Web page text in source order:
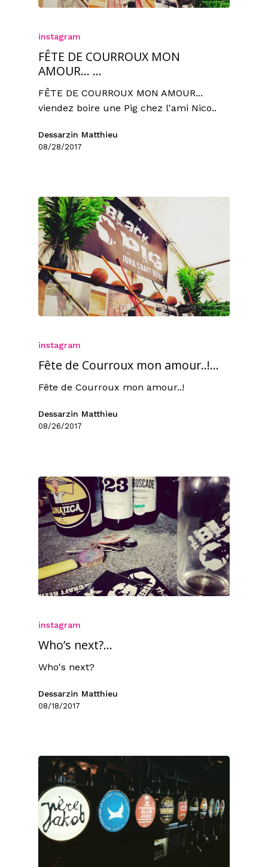
instagram
FÊTE DE COURROUX MON
AMOUR… …
FÊTE DE COURROUX MON AMOUR...
viendez boire une Pig chez l'ami Nico..
Dessarzin Matthieu
08/28/2017
instagram
Fête de Courroux mon amour..!…
Fête de Courroux mon amour..!
Dessarzin Matthieu
08/26/2017
instagram
Who’s next?…
Who's next?
Dessarzin Matthieu
08/18/2017